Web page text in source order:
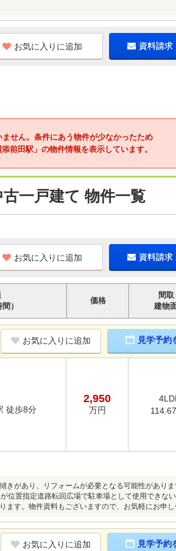
お気に入りに追加 資料請求
せん。条件にあう物件が少なかったため
前田駅」の物件情報を表示しています。
一戸建て 物件一覧
お気に入りに追加 資料請求
）
価格
間取
建物
お気に入りに追加 見学予約
徒歩8分
2,950
万円
きがあり、リフォームが必要となる可能性があり
置指定道路転回広場で駐車場として使用できな
ます。物件資料もございますので、お気軽にお申し
お気に入りに追加 見学予約